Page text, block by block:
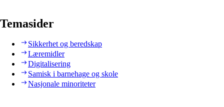
Temasider
Sikkerhet og beredskap
Læremidler
Digitalisering
Samisk i barnehage og skole
Nasjonale minoriteter